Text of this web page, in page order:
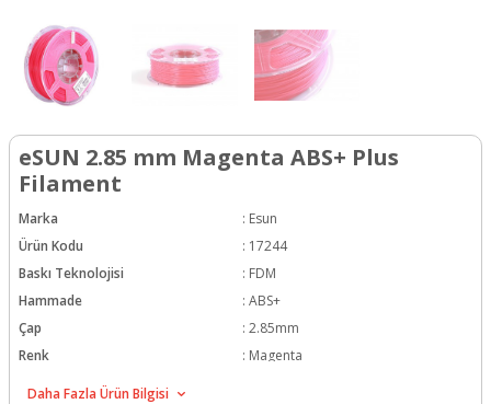
eSUN 2.85 mm Magenta ABS+ Plus
Filament
Marka : Esun
Ürün Kodu
: 17244
Baskı Teknolojisi
: FDM
Hammade
: ABS+
Çap
: 2.85mm
Renk
: Magenta
Hotend Sıcaklığı
Daha Fazla Ürün Bilgisi